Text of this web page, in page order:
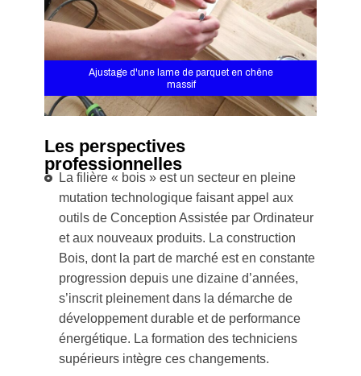
Ajustage d'une lame de parquet en chêne
massif
Les perspectives
professionnelles
La filière « bois » est un secteur en pleine
mutation technologique faisant appel aux
outils de Conception Assistée par Ordinateur
et aux nouveaux produits. La construction
Bois, dont la part de marché est en constante
progression depuis une dizaine d’années,
s’inscrit pleinement dans la démarche de
développement durable et de performance
énergétique. La formation des techniciens
supérieurs intègre ces changements.